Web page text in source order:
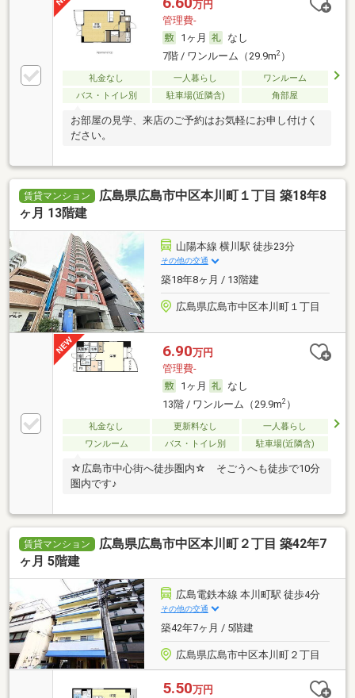
万円
管理費-
1ヶ月
なし
7階 / ワンルーム（29.9m2）
礼金なし 一人暮らし
ワンルーム
バス・トイレ別
駐車場(近隣含) 角部屋
お部屋の見学、来店のご予約はお気軽にお申し付けく
ださい。
賃貸マンション
広島県広島市中区本川町１丁目 築18年8
ヶ月 13階建
山陽本線 横川駅 徒歩23分
その他の交通
築18年8ヶ月 / 13階建
広島県広島市中区本川町１丁目
6.90万円
管理費-
1ヶ月
なし
13階 / ワンルーム（29.9m2）
礼金なし 更新料なし
一人暮らし
ワンルーム
バス・トイレ別 駐車場(近隣含)
☆広島市中心街へ徒歩圏内☆ そごうへも徒歩で10分
圏内です♪
賃貸マンション
広島県広島市中区本川町２丁目 築42年7
ヶ月 5階建
広島電鉄本線 本川町駅 徒歩4分
その他の交通
築42年7ヶ月 / 5階建
広島県広島市中区本川町２丁目
5.50万円